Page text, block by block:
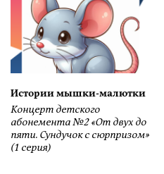
Истории мышки-малютки
Концерт детского
абонемента №2 «От двух до
пяти. Сундучок с сюрпризом»
(1 серия)